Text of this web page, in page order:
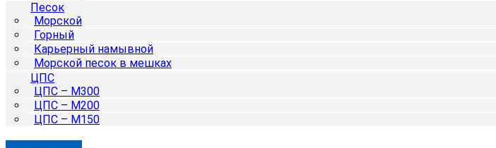
Песок
Морской
Горный
Карьерный намывной
Морской песок в мешках
ЦПС
ЦПС – М300
ЦПС – М200
ЦПС – М150